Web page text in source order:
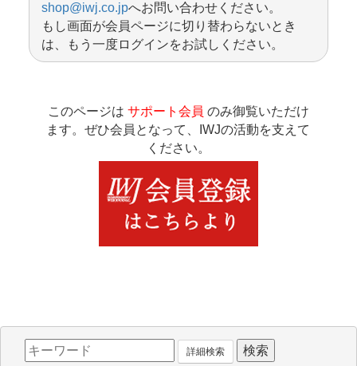
shop@iwj.co.jpへお問い合わせください。
もし画面が会員ページに切り替わらないとき
は、もう一度ログインをお試しください。
このページは サポート会員 のみ御覧いただけ
ます。ぜひ会員となって、IWJの活動を支えて
ください。
詳細検索